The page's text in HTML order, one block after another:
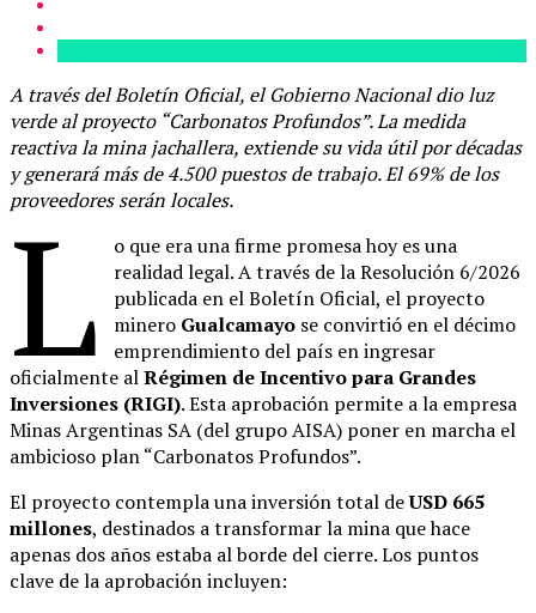
A través del Boletín Oficial, el Gobierno Nacional dio luz
verde al proyecto “Carbonatos Profundos”. La medida
reactiva la mina jachallera, extiende su vida útil por décadas
y generará más de 4.500 puestos de trabajo. El 69% de los
proveedores serán locales.
L
o que era una firme promesa hoy es una
realidad legal. A través de la Resolución 6/2026
publicada en el Boletín Oficial, el proyecto
minero Gualcamayo se convirtió en el décimo
emprendimiento del país en ingresar
oficialmente alRégimen de Incentivo para Grandes
Inversiones (RIGI). Esta aprobación permite a la empresa
Minas Argentinas SA (del grupo AISA) poner en marcha el
ambicioso plan “Carbonatos Profundos”.
El proyecto contempla una inversión total deUSD 665
millones, destinados a transformar la mina que hace
apenas dos años estaba al borde del cierre. Los puntos
clave de la aprobación incluyen: